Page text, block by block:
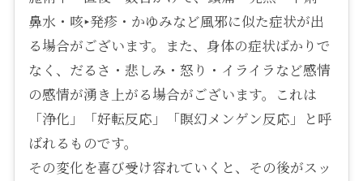
鼻水・咳‣発疹・かゆみなど風邪に似た症状が出
る場合がございます。また、身体の症状ばかりで
なく、だるさ・悲しみ・怒り・イライラなど感情
の感情が湧き上がる場合がございます。これは
「浄化」「好転反応」「瞑幻メンゲン反応」と呼
ばれるものです。
その変化を喜び受け容れていくと、その後がスッ